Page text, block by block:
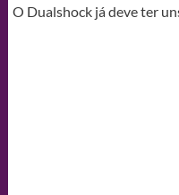
O Dualshock já deve ter